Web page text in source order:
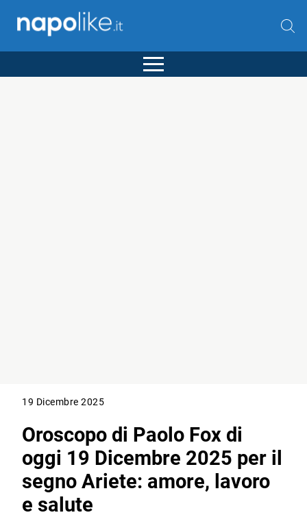
19 Dicembre 2025
Oroscopo di Paolo Fox di
oggi 19 Dicembre 2025 per il
segno Ariete: amore, lavoro
e salute